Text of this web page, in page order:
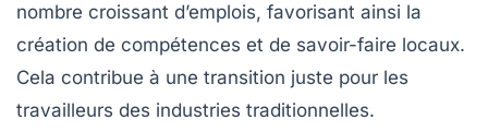
nombre croissant d’emplois, favorisant ainsi la
création de compétences et de savoir-faire locaux.
Cela contribue à une transition juste pour les
travailleurs des industries traditionnelles.